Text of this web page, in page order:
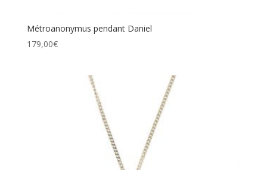
Métroanonymus pendant Daniel
179,00€